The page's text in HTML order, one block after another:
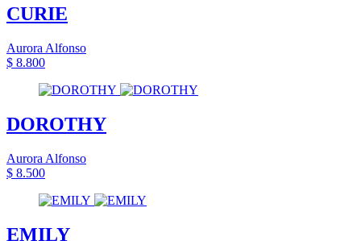
CURIE
Aurora Alfonso
$ 8.800
DOROTHY
Aurora Alfonso
$ 8.500
EMILY